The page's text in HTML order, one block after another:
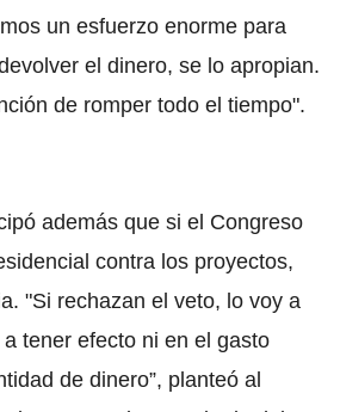
un esfuerzo enorme para
el dinero, se lo apropian.
de romper todo el tiempo".
además que si el Congreso
contra los proyectos,
"Si rechazan el veto, lo voy a
tener efecto ni en el gasto
de dinero”, planteó al